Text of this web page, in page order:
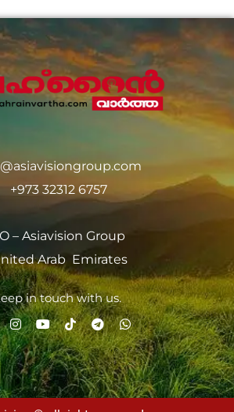
+973 32312 6757
– Asiavision Group
Arab Emirates
in touch with us.